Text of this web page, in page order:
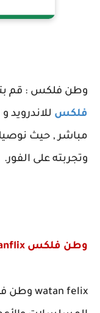
وطن فلكس : قم
فلكس للاندرويد
مباشر , حيث
وتجربته على الفور.
وطن فلكس
watan felix وطن